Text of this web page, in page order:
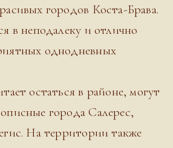
городов Коста-Брава.
в неподалеку и отлично
однодневных
остаться в районе, могут
города Салерес,
На территории также